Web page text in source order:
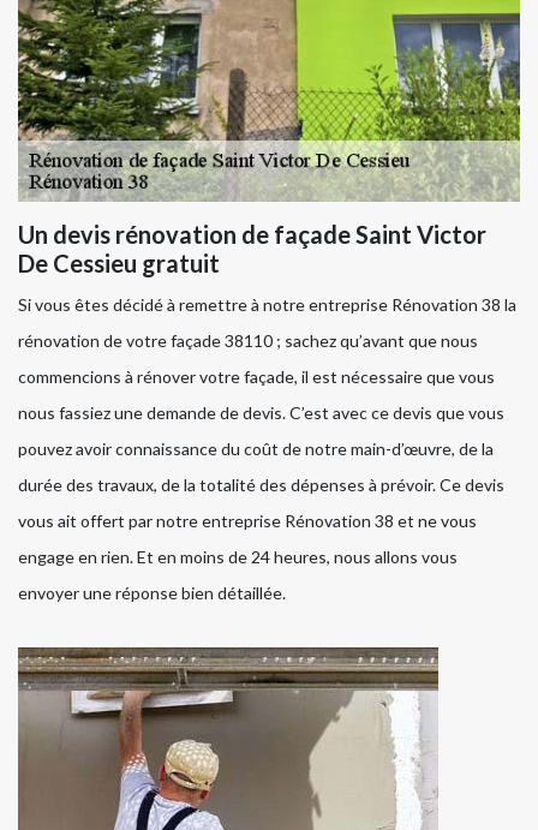
Un devis rénovation de façade Saint Victor
De Cessieu gratuit
Si vous êtes décidé à remettre à notre entreprise Rénovation 38 la
rénovation de votre façade 38110 ; sachez qu’avant que nous
commencions à rénover votre façade, il est nécessaire que vous
nous fassiez une demande de devis. C’est avec ce devis que vous
pouvez avoir connaissance du coût de notre main-d’œuvre, de la
durée des travaux, de la totalité des dépenses à prévoir. Ce devis
vous ait offert par notre entreprise Rénovation 38 et ne vous
engage en rien. Et en moins de 24 heures, nous allons vous
envoyer une réponse bien détaillée.